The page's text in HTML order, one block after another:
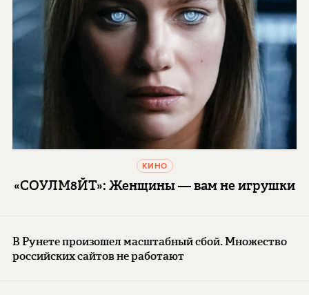
КИНО
«СОУЛМ8ЙТ»: Женщины — вам не игрушки
В Рунете произошел масштабный сбой. Множество
российских сайтов не работают